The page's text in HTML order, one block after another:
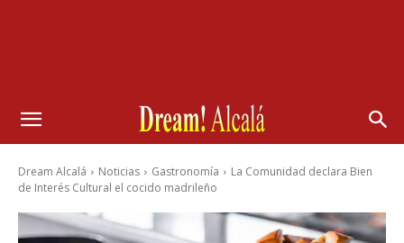
Dream Alcalá Noticias Gastronomía
La Comunidad declara Bien
de Interés Cultural el cocido madrileño